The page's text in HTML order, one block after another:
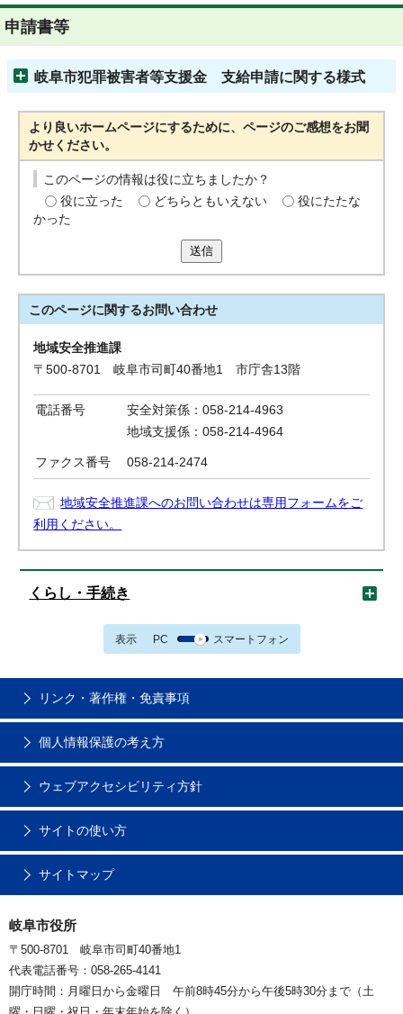
申請書等
岐阜市犯罪被害者等支援金 支給申請に関する様式
より良いホームページにするために、ページのご感想をお聞
かせください。
このページの情報は役に立ちましたか？
役に立った
どちらともいえない
役にたたな
かった
送信
このページに関するお問い合わせ
地域安全推進課
〒500-8701 岐阜市司町40番地1 市庁舎13階
電話番号
安全対策係：058-214-4963
地域支援係：058-214-4964
ファクス番号 058-214-2474
地域安全推進課へのお問い合わせは専用フォームをご
利用ください。
くらし・手続き
表示 PC スマートフォン
リンク・著作権・免責事項
個人情報保護の考え方
ウェブアクセシビリティ方針
サイトの使い方
サイトマップ
岐阜市役所
〒500-8701 岐阜市司町40番地1
代表電話番号：058-265-4141
開庁時間：月曜日から金曜日 午前8時45分から午後5時30分まで（土